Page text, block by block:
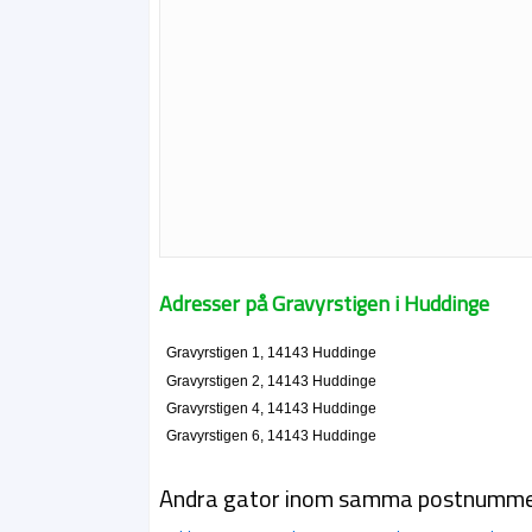
Adresser på Gravyrstigen i Huddinge
Gravyrstigen 1, 14143 Huddinge
Gravyrstigen 2, 14143 Huddinge
Gravyrstigen 4, 14143 Huddinge
Gravyrstigen 6, 14143 Huddinge
Andra gator inom samma